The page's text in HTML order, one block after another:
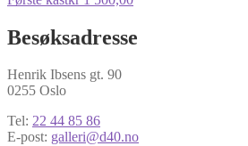
Besøksadresse
Henrik Ibsens gt. 90
0255 Oslo
Tel: 22 44 85 86
E-post: galleri@d40.no